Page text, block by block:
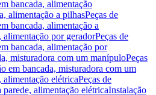
bancada, alimentação
alimentação a pilhasPeças de
bancada, alimentação a
alimentação por geradorPeças de
bancada, alimentação por
misturadora com um manípuloPeças
em bancada, misturadora com um
alimentação elétricaPeças de
alimentação elétricaInstalação